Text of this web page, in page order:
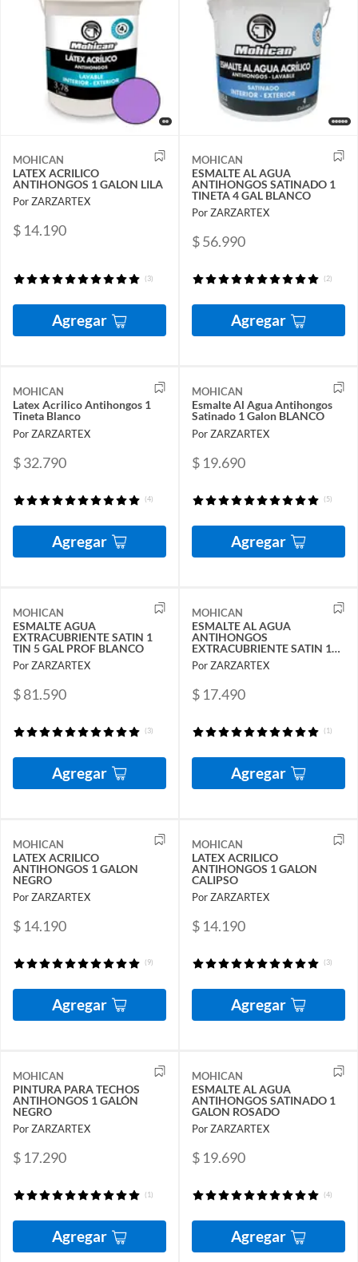
MOHICAN
LATEX ACRILICO
ANTIHONGOS 1 GALON LILA
Por ZARZARTEX
$ 14.190
(3)
Agregar
MOHICAN
ESMALTE AL AGUA
ANTIHONGOS SATINADO 1
TINETA 4 GAL BLANCO
Por ZARZARTEX
$ 56.990
(2)
Agregar
MOHICAN
Latex Acrilico Antihongos 1
Tineta Blanco
Por ZARZARTEX
$ 32.790
(4)
Agregar
MOHICAN
Esmalte Al Agua Antihongos
Satinado 1 Galon BLANCO
Por ZARZARTEX
$ 19.690
(5)
Agregar
MOHICAN
ESMALTE AGUA
EXTRACUBRIENTE SATIN 1
TIN 5 GAL PROF BLANCO
Por ZARZARTEX
$ 81.590
(3)
Agregar
MOHICAN
ESMALTE AL AGUA
ANTIHONGOS
EXTRACUBRIENTE SATIN 1
GAL PROF
Por ZARZARTEX
$ 17.490
(1)
Agregar
MOHICAN
LATEX ACRILICO
ANTIHONGOS 1 GALON
NEGRO
Por ZARZARTEX
$ 14.190
(9)
Agregar
MOHICAN
LATEX ACRILICO
ANTIHONGOS 1 GALON
CALIPSO
Por ZARZARTEX
$ 14.190
(3)
Agregar
MOHICAN
PINTURA PARA TECHOS
ANTIHONGOS 1 GALÓN
NEGRO
Por ZARZARTEX
$ 17.290
(1)
Agregar
MOHICAN
ESMALTE AL AGUA
ANTIHONGOS SATINADO 1
GALON ROSADO
Por ZARZARTEX
$ 19.690
(4)
Agregar